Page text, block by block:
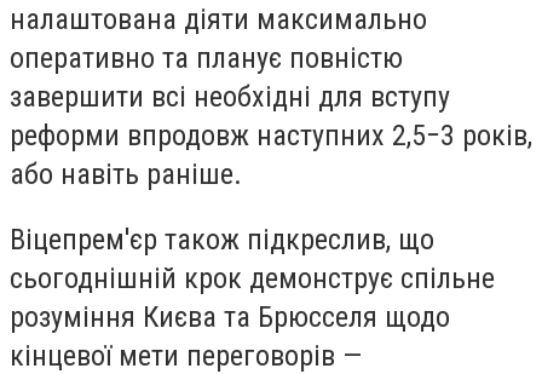
налаштована діяти максимально
оперативно та планує повністю
завершити всі необхідні для вступу
реформи впродовж наступних 2,5−3 років,
або навіть раніше.
Віцепрем'єр також підкреслив, що
сьогоднішній крок демонструє спільне
розуміння Києва та Брюсселя щодо
кінцевої мети переговорів —